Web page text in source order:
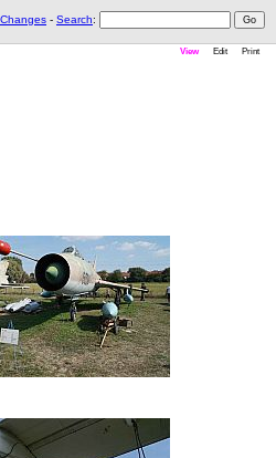
- Search:
View Edit Print